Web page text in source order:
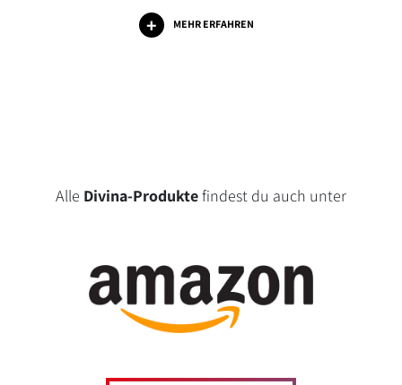
MEHR ERFAHREN
Alle Divina-Produktefindest du auch unter